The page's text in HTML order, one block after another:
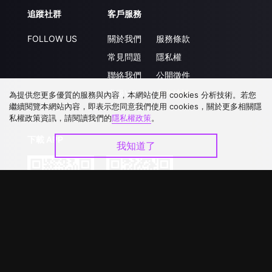
追蹤社群
FOLLOW US
客戶服務
關於我們
常見問題
聯絡我們
升級VIP
服務條款
隱私權
公開徵件
合作洽談
為提供您更多優質的服務與內容，本網站使用 cookies 分析技術。若您
繼續閱覽本網站內容，即表示您同意我們使用 cookies，關於更多相關隱
私權政策資訊，請閱讀我們的隱私權政策。
我知道了